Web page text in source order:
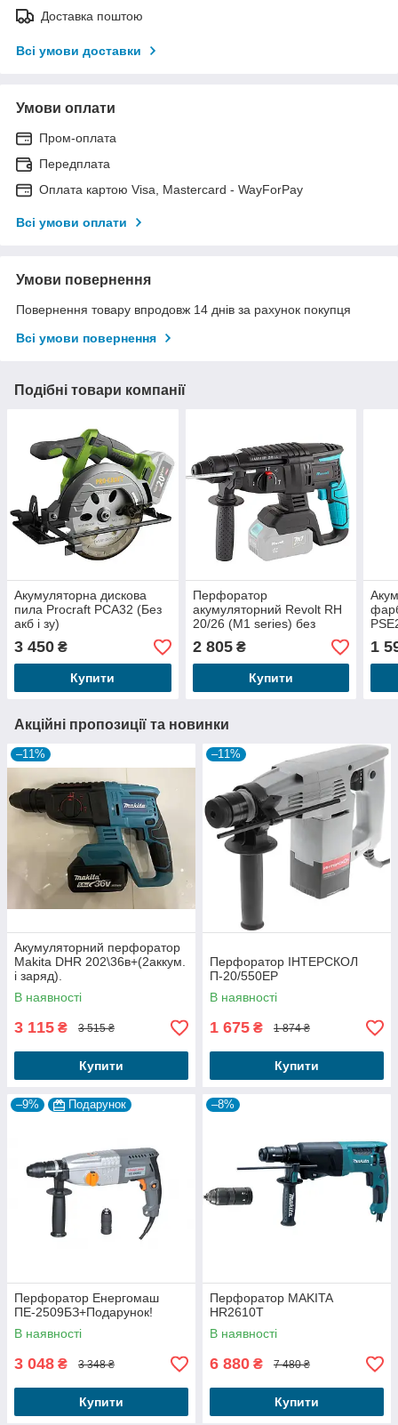
Доставка поштою
Всі умови доставки
Умови оплати
Пром-оплата
Передплата
Оплата картою Visa, Mastercard - WayForPay
Всі умови оплати
Умови повернення
Повернення товару впродовж 14 днів за рахунок покупця
Всі умови повернення
Подібні товари компанії
Акумуляторна дискова
пила Procraft PCA32 (Без
акб і зу)
3 450 ₴
Купити
Перфоратор
акумуляторний Revolt RH
20/26 (M1 series) без
акумуляторів
2 805₴
Купити
1
Акційні пропозиції та новинки
–11%
Акумуляторний перфоратор
Makita DHR 202\36в+(2аккум.
і заряд).
В наявності
3 115 ₴ 3 515 ₴
Купити
–11%
Перфоратор ІНТЕРСКОЛ
П-20/550ЕР
В наявності
1 675 ₴ 1 874 ₴
Купити
–9% Подарунок
Перфоратор Енергомаш
ПЕ-2509БЗ+Подарунок!
В наявності
3 048 ₴ 3 348 ₴
Купити
–8%
Перфоратор MAKITA
HR2610T
В наявності
6 880 ₴ 7 480 ₴
Купити